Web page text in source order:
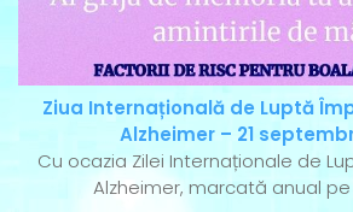
Ziua Internațională de Luptă
Alzheimer – 21
Cu ocazia Zilei Internaționale de
Alzheimer, marcată anual